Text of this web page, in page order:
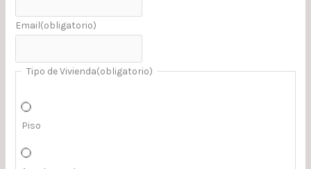
Email(obligatorio)
Tipo de Vivienda(obligatorio)
Piso